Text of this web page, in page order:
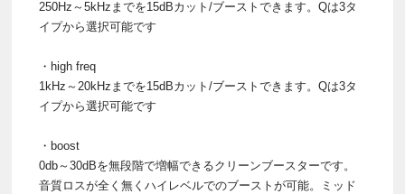
250Hz～5kHzまでを15dBカット/ブーストできます。Qは3タ
イプから選択可能です
・high freq
1kHz～20kHzまでを15dBカット/ブーストできます。Qは3タ
イプから選択可能です
・boost
0db～30dBを無段階で増幅できるクリーンブースターです。
音質ロスが全く無くハイレベルでのブーストが可能。ミッド